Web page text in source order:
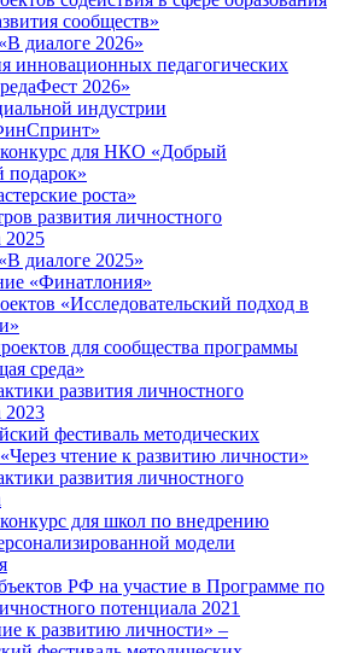
сообществ»
диалоге 2026»
инновационных педагогических
2026»
индустрии
для НКО «Добрый
подарок»
роста»
развития личностного
2025
диалоге 2025»
«Финатлония»
«Исследовательский подход в
для сообщества программы
среда»
развития личностного
2023
фестиваль методических
чтение к развитию личности»
развития личностного
для школ по внедрению
модели
РФ на участие в Программе по
потенциала 2021
к развитию личности» –